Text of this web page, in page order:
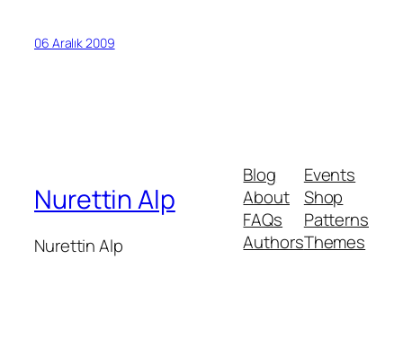
06 Aralık 2009
Nurettin Alp
Nurettin Alp
Blog
About
FAQs
Authors
Events
Shop
Patterns
Themes